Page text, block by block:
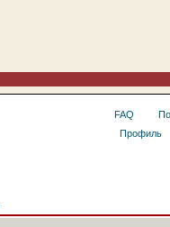
FAQ
Профиль